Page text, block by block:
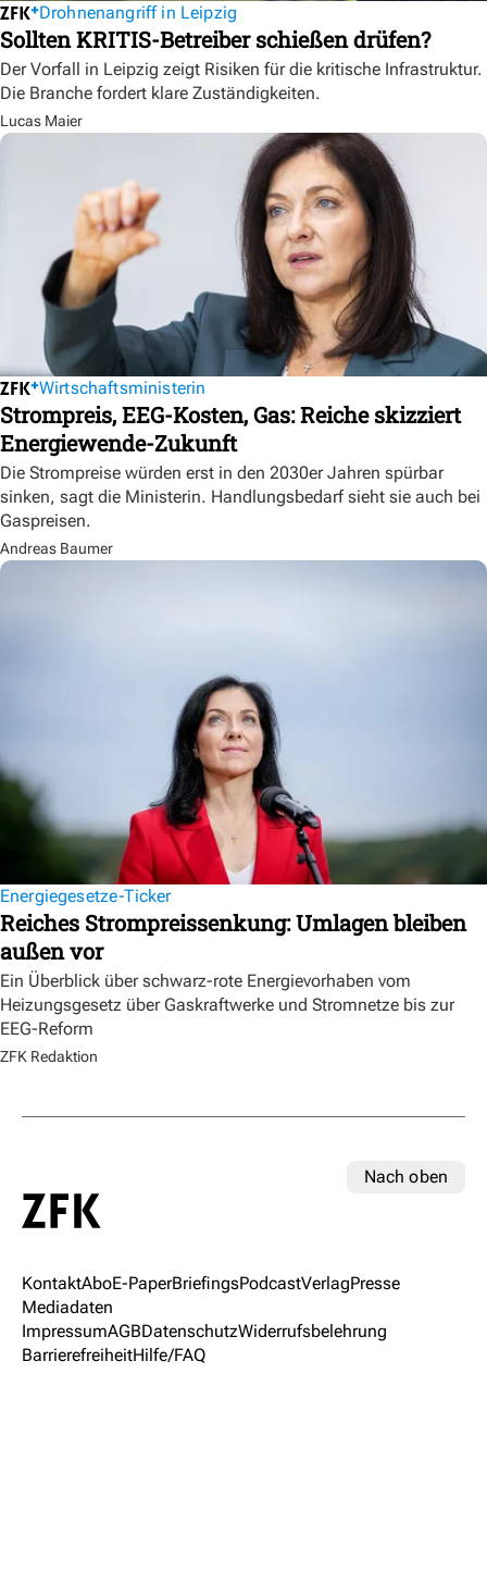
Drohnenangriff in Leipzig
Sollten KRITIS-Betreiber schießen drüfen?
Der Vorfall in Leipzig zeigt Risiken für die kritische Infrastruktur.
Die Branche fordert klare Zuständigkeiten.
Lucas Maier
Wirtschaftsministerin
Strompreis, EEG-Kosten, Gas: Reiche skizziert
Energiewende-Zukunft
Die Strompreise würden erst in den 2030er Jahren spürbar
sinken, sagt die Ministerin. Handlungsbedarf sieht sie auch bei
Gaspreisen.
Andreas Baumer
Energiegesetze-Ticker
Reiches Strompreissenkung: Umlagen bleiben
außen vor
Ein Überblick über schwarz-rote Energievorhaben vom
Heizungsgesetz über Gaskraftwerke und Stromnetze bis zur
EEG-Reform
ZFK Redaktion
Nach oben
KontaktAboE-PaperBriefingsPodcastVerlagPresse
Mediadaten
ImpressumAGBDatenschutzWiderrufsbelehrung
BarrierefreiheitHilfe/FAQ